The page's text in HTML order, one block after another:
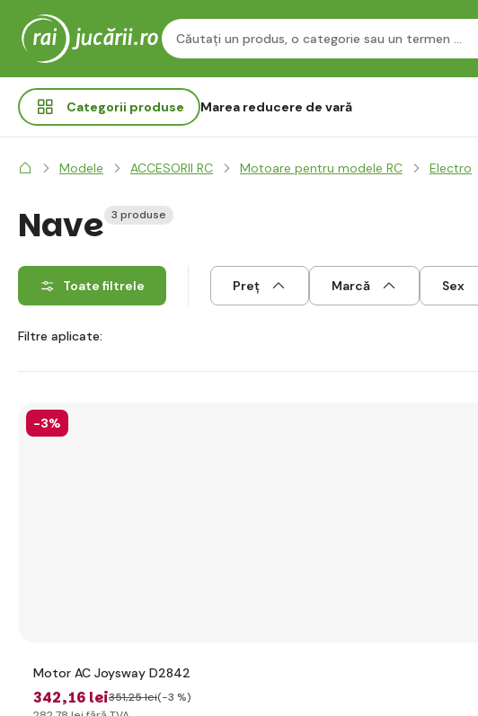
Categorii produse Marea reducere de vară
Modele ACCESORII RC Motoare pentru modele RC Electro
Nave 3 produse
Toate filtrele Preț Marcă Sex
Filtre aplicate:
-3%
Motor AC Joysway D2842
342,16 lei351,25 lei(-3 %)